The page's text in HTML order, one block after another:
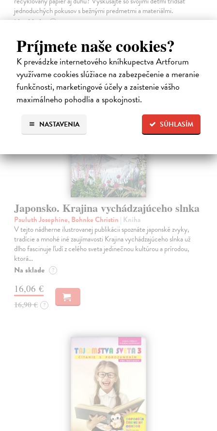
Príjmete naše cookies?
K prevádzke internetového kníhkupectva Artforum
využívame cookies slúžiace na zabezpečenie a meranie
funkčnosti, marketingové účely a zaistenie vášho
maximálneho pohodlia a spokojnosti.
SÚHLASÍM
NASTAVENIA
jednoduchých pokusov s bežnými predmetmi a materiálmi.
Na sklade ?
14,20 €
14,95 € ?
Japonsko. Krajina vychádzajúceho slnka
Pauluth Josephine, Bohnke Christin | Kniha
V tejto nádherne ilustrovanej publikácii spoznáte japonské zvyky,
tradície a mnohé iné zaujímavosti Krajina vychádzajúceho slnka už
dlho fascinuje ľudí z celého sveta jedinečnou kultúrou a prírodou,
ktorá…
Na sklade ?
16,06 €
16,90 € ?